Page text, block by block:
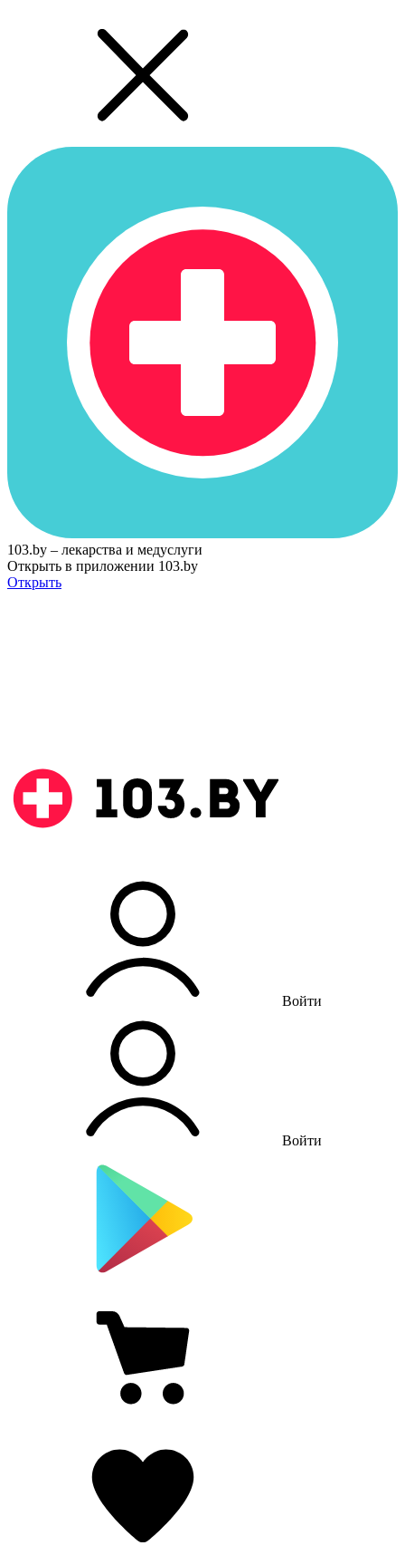
103.by – лекарства и медуслуги
Открыть в приложении 103.by
Открыть
Войти
Войти